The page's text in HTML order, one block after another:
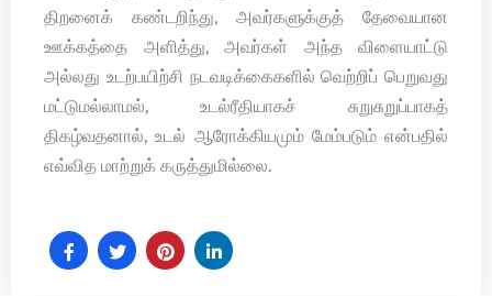
திறனைக் கண்டறிந்து, அவர்களுக்குத் தேவையான
ஊக்கத்தை அளித்து, அவர்கள் அந்த விளையாட்டு
அல்லது உடற்பயிற்சி நடவடிக்கைகளில் வெற்றிப் பெறுவது
மட்டுமல்லாமல், உடல்ரீதியாகச் சுறுசுறுப்பாகத்
திகழ்வதனால், உடல் ஆரோக்கியமும் மேம்படும் என்பதில்
எவ்வித மாற்றுக் கருத்துமில்லை.